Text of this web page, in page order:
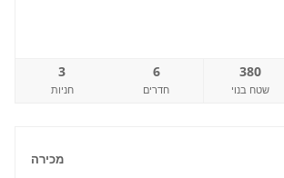
380
שטח בנוי
6
חדרים
3
חניות
מכירה